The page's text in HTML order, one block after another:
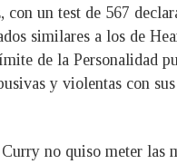
un test de 567
similares a los de
de la Personalidad
y violentas con
no quiso meter